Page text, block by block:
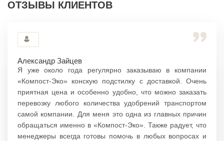
ОТЗЫВЫ КЛИЕНТОВ
Александр Зайцев
Я уже около года регулярно заказываю в компании
«Компост-Эко» конскую подстилку с доставкой. Очень
приятная цена и особенно удобно, что можно заказать
перевозку любого количества удобрений транспортом
самой компании. Для меня это одна из главных причин
обращаться именно в «Компост-Эко». Также радует, что
менеджеры всегда готовы помочь в любых вопросах и